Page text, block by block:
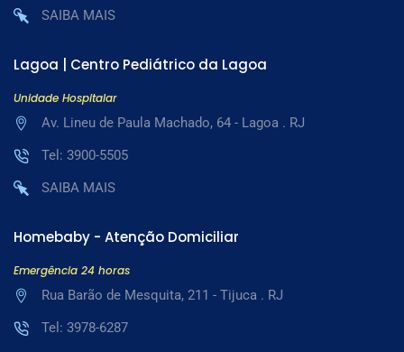
SAIBA MAIS
Lagoa | Centro Pediátrico da Lagoa
Unidade Hospitalar
Av. Lineu de Paula Machado, 64 - Lagoa . RJ
Tel: 3900-5505
SAIBA MAIS
Homebaby - Atenção Domiciliar
Emergência 24 horas
Rua Barão de Mesquita, 211 - Tijuca . RJ
Tel: 3978-6287